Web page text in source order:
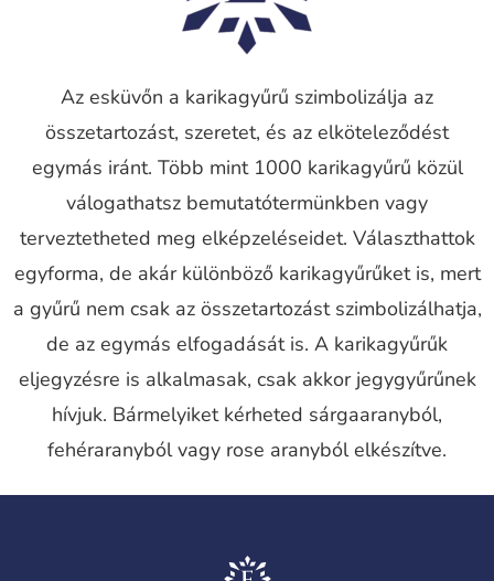
Az esküvőn a karikagyűrű szimbolizálja az
összetartozást, szeretet, és az elköteleződést
egymás iránt. Több mint 1000 karikagyűrű közül
válogathatsz bemutatótermünkben vagy
terveztetheted meg elképzeléseidet. Választhattok
egyforma, de akár különböző karikagyűrűket is, mert
a gyűrű nem csak az összetartozást szimbolizálhatja,
de az egymás elfogadását is. A karikagyűrűk
eljegyzésre is alkalmasak, csak akkor jegygyűrűnek
hívjuk. Bármelyiket kérheted sárgaaranyból,
fehéraranyból vagy rose aranyból elkészítve.